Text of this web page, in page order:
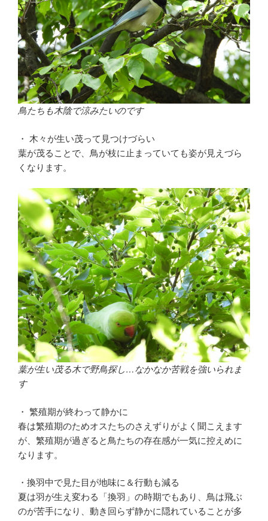
鳥たちも木陰で涼みたいのです
・ 木々が生い茂って見つけづらい
葉が茂ることで、鳥が枝に止まっていても姿が見えづら
くなります。
葉が生い茂る木で野鳥探し…なかなか苦戦を強いられま
す
・ 繁殖期が終わって静かに
春は繁殖期のためオスたちのさえずりがよく聞こえます
が、繁殖期が過ぎると鳥たちの存在感が一気に控えめに
なります。
・換羽中で見た目が地味に＆行動も減る
夏は羽が生え変わる「換羽」の時期でもあり、鳥は飛ぶ
のが苦手になり、動き回らず静かに隠れていることが多